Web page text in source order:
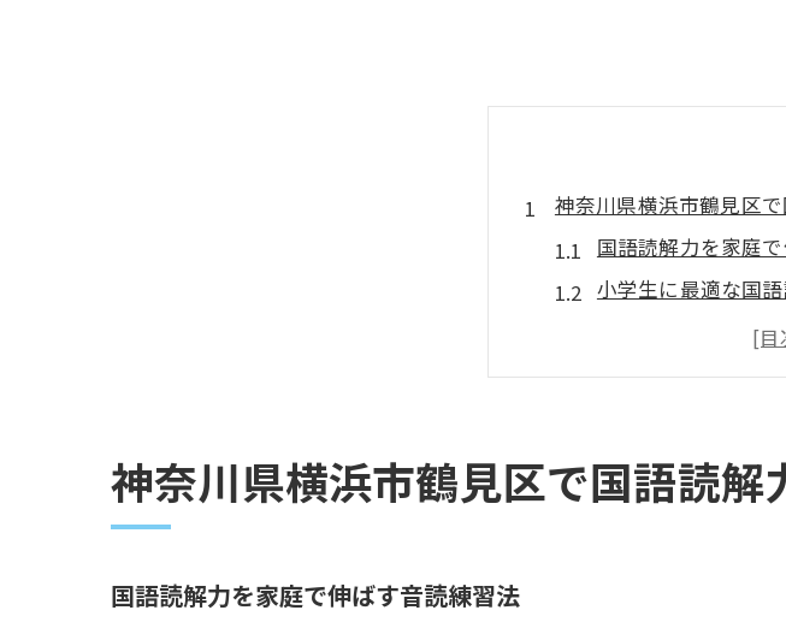
神奈川県横浜市鶴見区
国語読解力を家庭
小学生に最適な国
読解力を育てる語
家庭学習で身につ
小学生のための読解ス
公文式で伸ばす国
神奈川県横浜市鶴見区で国語読
国語読解力を家庭で伸ばす音読練習法